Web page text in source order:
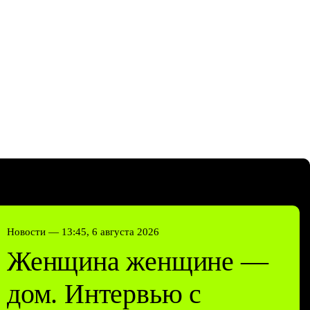
Новости — 13:45, 6 августа 2026
Женщина женщине —
дом. Интервью с